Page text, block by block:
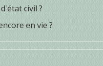
civil ?
en vie ?